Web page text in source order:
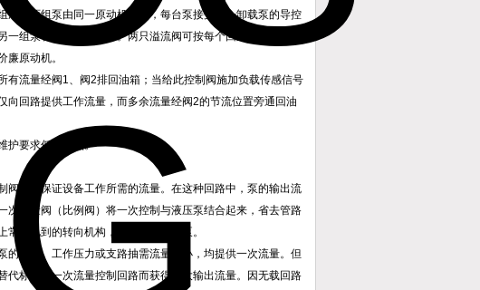
，两组泵由同一原动机驱动，每台泵接受另一卸载泵的导控
组泵在大流量下工作。两只溢流阀可按每个回路特殊的压力
原动机。
流量经阀1、阀2排回油箱；当给此控制阀施加负载传感信号
回路提供工作流量，而多余流量经阀2的节流位置旁通回油
护要求低的优点。
总可保证设备工作所需的流量。在这种回路中，泵的输出流
流量阀（比例阀）将一次控制与液压泵结合起来，省去管路
可见到的转向机构，它省去了一个泵。
转速、工作压力或支路抽需流量大小，均提供一次流量。但
标准的一次流量控制回路而获得最大输出流量。因无载回路